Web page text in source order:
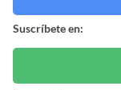
Suscríbete en: